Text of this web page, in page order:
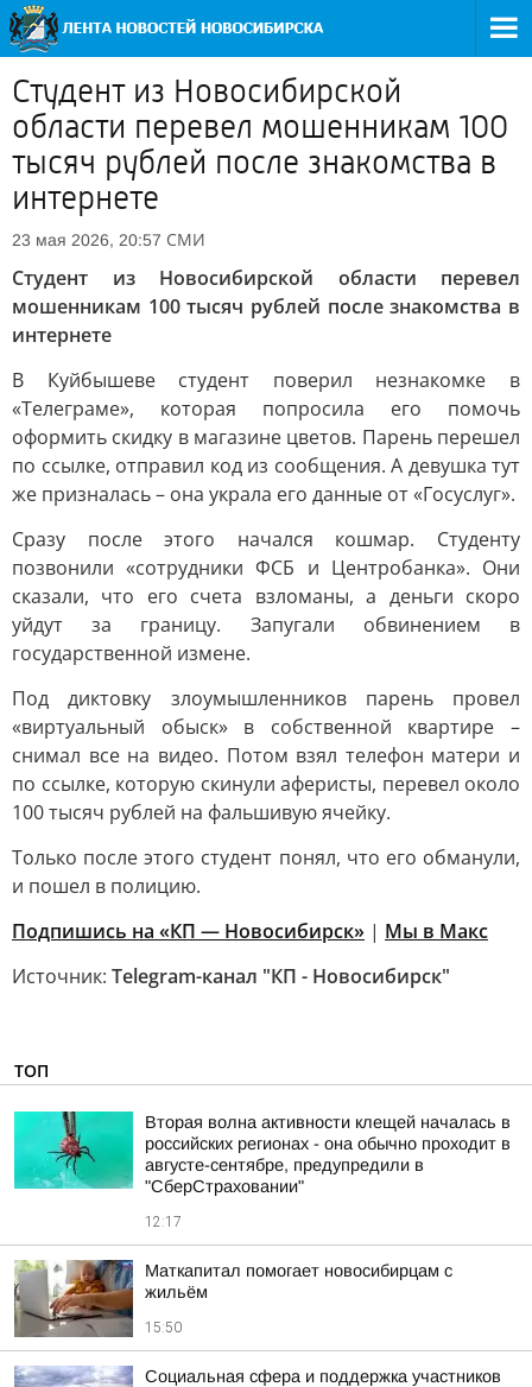
Студент из Новосибирской
области перевел мошенникам 100
тысяч рублей после знакомства в
интернете
23 мая 2026, 20:57 СМИ
Студент из Новосибирской области перевел
мошенникам 100 тысяч рублей после знакомства в
интернете
В Куйбышеве студент поверил незнакомке в
«Телеграме», которая попросила его помочь
оформить скидку в магазине цветов. Парень перешел
по ссылке, отправил код из сообщения. А девушка тут
же призналась – она украла его данные от «Госуслуг».
Сразу после этого начался кошмар. Студенту
позвонили «сотрудники ФСБ и Центробанка». Они
сказали, что его счета взломаны, а деньги скоро
уйдут за границу. Запугали обвинением в
государственной измене.
Под диктовку злоумышленников парень провел
«виртуальный обыск» в собственной квартире –
снимал все на видео. Потом взял телефон матери и
по ссылке, которую скинули аферисты, перевел около
100 тысяч рублей на фальшивую ячейку.
Только после этого студент понял, что его обманули,
и пошел в полицию.
Подпишись на «КП — Новосибирск» | Мы в Mакс
Источник: Telegram-канал "КП - Новосибирск"
ТОП
Вторая волна активности клещей началась в
российских регионах - она обычно проходит в
августе-сентябре, предупредили в
"СберСтраховании"
12:17
Маткапитал помогает новосибирцам с
жильём
15:50
Социальная сфера и поддержка участников